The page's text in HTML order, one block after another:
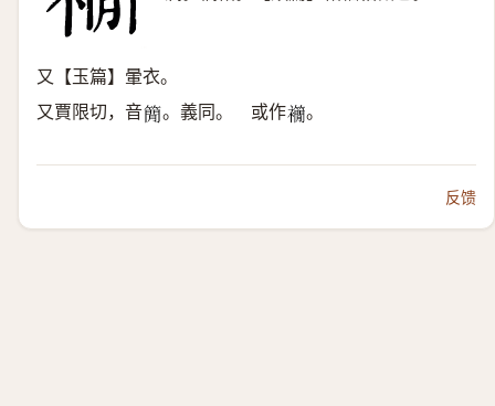
又【玉篇】暈衣。
又賈限切，音𥳑 。義同。 或作𧟉 。
反馈